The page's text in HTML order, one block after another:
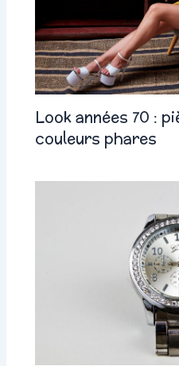
Look années 70 :
couleurs phares